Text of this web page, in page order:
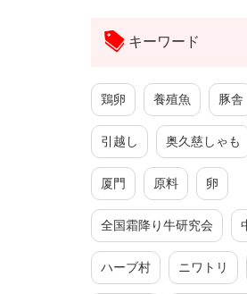
キーワード
鶏卵 養殖魚 豚舎
引越し 奥久慈しゃも
厦門 原料 卵
全国霜降り牛研究会
ハーブ村 ニワトリ